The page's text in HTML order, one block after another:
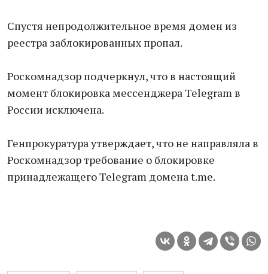
Спустя непродолжительное время домен из
реестра заблокированных пропал.
Роскомнадзор подчеркнул, что в настоящий
момент блокировка мессенджера Telegram в
России исключена.
Генпрокуратура утверждает, что не направляла в
Роскомнадзор требование о блокировке
принадлежащего Telegram домена t.me.